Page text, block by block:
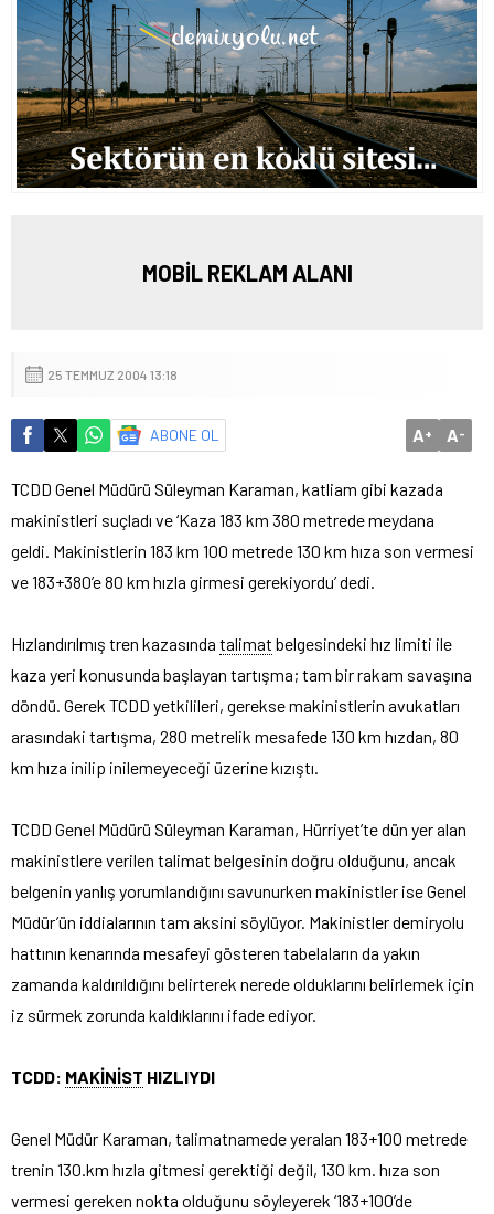
MOBİL REKLAM ALANI
25 TEMMUZ 2004 13:18
ABONE OL A+ A-
TCDD Genel Müdürü Süleyman Karaman, katliam gibi kazada
makinistleri suçladı ve ‘Kaza 183 km 380 metrede meydana
geldi. Makinistlerin 183 km 100 metrede 130 km hıza son vermesi
ve 183+380’e 80 km hızla girmesi gerekiyordu’ dedi.
Hızlandırılmış tren kazasında talimat belgesindeki hız limiti ile
kaza yeri konusunda başlayan tartışma; tam bir rakam savaşına
döndü. Gerek TCDD yetkilileri, gerekse makinistlerin avukatları
arasındaki tartışma, 280 metrelik mesafede 130 km hızdan, 80
km hıza inilip inilemeyeceği üzerine kızıştı.
TCDD Genel Müdürü Süleyman Karaman, Hürriyet’te dün yer alan
makinistlere verilen talimat belgesinin doğru olduğunu, ancak
belgenin yanlış yorumlandığını savunurken makinistler ise Genel
Müdür’ün iddialarının tam aksini söylüyor. Makinistler demiryolu
hattının kenarında mesafeyi gösteren tabelaların da yakın
zamanda kaldırıldığını belirterek nerede olduklarını belirlemek için
iz sürmek zorunda kaldıklarını ifade ediyor.
TCDD: MAKİNİST HIZLIYDI
Genel Müdür Karaman, talimatnamede yeralan 183+100 metrede
trenin 130.km hızla gitmesi gerektiği değil, 130 km. hıza son
vermesi gereken nokta olduğunu söyleyerek ‘183+100’de